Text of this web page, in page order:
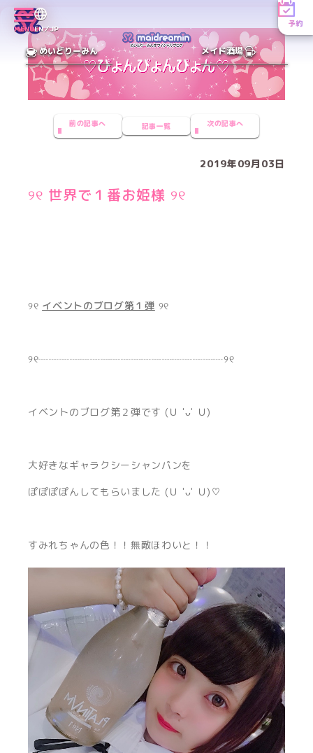
MENUEN／JP
予約
めいどりーみん メイド酒場
前の記事へ 記事一覧 次の記事へ
2019年09月03日
୨୧ 世界で１番お姫様 ୨୧
୨୧ イベントのブログ第１弾 ୨୧
୨୧┈┈┈┈┈┈┈┈┈┈┈┈┈┈┈┈┈┈୨୧
イベントのブログ第２弾です (Ｕ 'ᴗ' Ｕ)
大好きなギャラクシーシャンパンを
ぽぽぽぽんしてもらいました (Ｕ 'ᴗ' Ｕ)♡
すみれちゃんの色！！無敵ほわいと！！